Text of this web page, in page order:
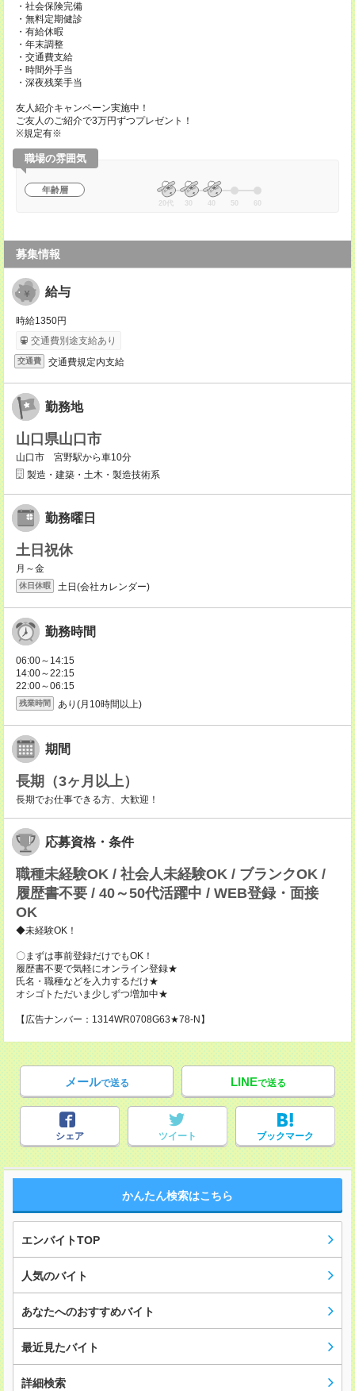
・社会保険完備
・無料定期健診
・有給休暇
・年末調整
・交通費支給
・時間外手当
・深夜残業手当
友人紹介キャンペーン実施中！
ご友人のご紹介で3万円ずつプレゼント！
※規定有※
職場の雰囲気
年齢層
20代 30 40 50 60
募集情報
給与
時給1350円
交通費別途支給あり
交通費 交通費規定内支給
勤務地
山口県山口市
山口市 宮野駅から車10分
製造・建築・土木・製造技術系
勤務曜日
土日祝休
月～金
休日休暇 土日(会社カレンダー)
勤務時間
06:00～14:15
14:00～22:15
22:00～06:15
残業時間 あり(月10時間以上)
期間
長期（3ヶ月以上）
長期でお仕事できる方、大歓迎！
応募資格・条件
職種未経験OK / 社会人未経験OK / ブランクOK /
履歴書不要 / 40～50代活躍中 / WEB登録・面接
OK
◆未経験OK！
〇まずは事前登録だけでもOK！
履歴書不要で気軽にオンライン登録★
氏名・職種などを入力するだけ★
オシゴトただいま少しずつ増加中★
【広告ナンバー：1314WR0708G63★78-N】
メールで送る LINEで送る
シェア ツイート ブックマーク
かんたん検索はこちら
エンバイトTOP
人気のバイト
あなたへのおすすめバイト
最近見たバイト
詳細検索